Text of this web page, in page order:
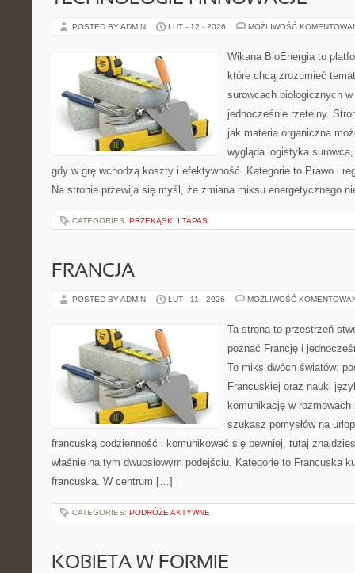
POSTED BY ADMIN LUT - 12 - 2026 MOŻLIWOŚĆ
Wikana BioEnergia to
które chcą zrozumieć
surowcach biologicznych
jednocześnie rzetelny.
jak materia organiczna
wygląda logistyka
gdy w grę wchodzą koszty i efektywność. Kategorie to Prawo i
Na stronie przewija się myśl, że zmiana miksu energetycznego
CATEGORIES: PRZEKĄSKI I TAPAS
FRANCJA
POSTED BY ADMIN LUT - 11 - 2026 MOŻLIWOŚĆ
Ta strona to przestrzeń
poznać Francję i
To miks dwóch światów:
Francuskiej oraz nauki
komunikację w
szukasz pomysłów na
francuską codzienność i komunikować się pewniej, tutaj
właśnie na tym dwuosiowym podejściu. Kategorie to Francuska
francuska. W centrum […]
CATEGORIES: PODRÓŻE AKTYWNE
KOBIETA W FORMIE